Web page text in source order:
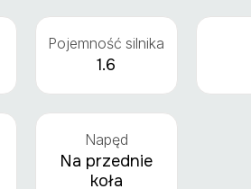
Pojemność silnika
1.6
Napęd
Na przednie
koła